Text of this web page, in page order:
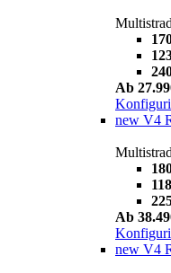
Ab
new V4
Ab
new V4